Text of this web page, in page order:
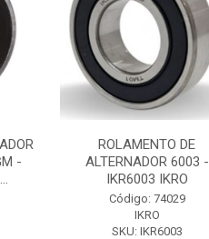
-
ROLAMENTO DE
ALTERNADOR 6003 -
IKR6003 IKRO
Código: 74029
IKRO
SKU: IKR6003